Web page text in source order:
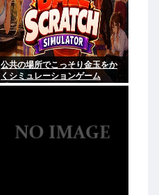
公共の場所でこっそり金玉をか
くシミュレーションゲーム
「Ball Scratch Simulator」が